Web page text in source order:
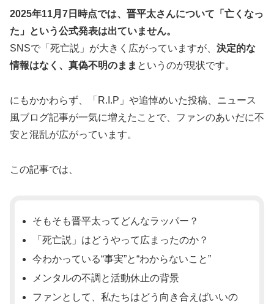
2025年11月7日時点では、晋平太さんについて「亡くなっ
た」という公式発表は出ていません。
SNSで「死亡説」が大きく広がっていますが、 決定的な
情報はなく、真偽不明のまま というのが現状です。
にもかかわらず、「R.I.P」や追悼めいた投稿、ニュース
風ブログ記事が一気に増えたことで、ファンのあいだに不
安と混乱が広がっています。
この記事では、
そもそも晋平太ってどんなラッパー？
「死亡説」はどうやって広まったのか？
今わかっている“事実”と“わからないこと”
メンタルの不調と活動休止の背景
ファンとして、私たちはどう向き合えばいいの